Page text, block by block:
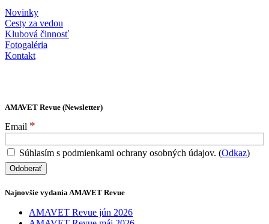
Novinky
Cesty za vedou
Klubová činnosť
Fotogaléria
Kontakt
AMAVET Revue (Newsletter)
Email *
Súhlasím s podmienkami ochrany osobných údajov. (Odkaz)
Najnovšie vydania AMAVET Revue
AMAVET Revue jún 2026